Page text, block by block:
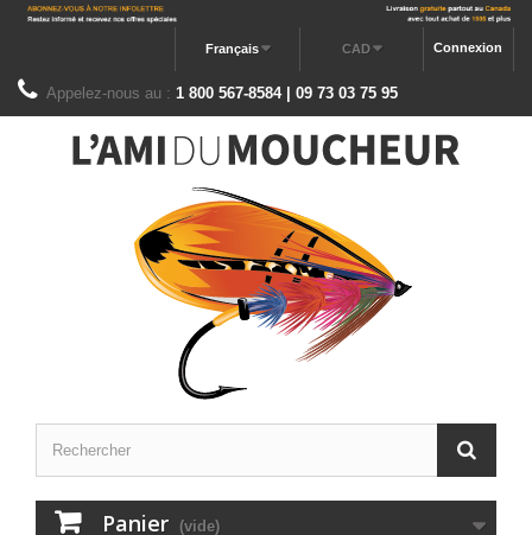
Connexion
CAD
Français
Appelez-nous au : 1 800 567-8584 | 09 73 03 75 95
Panier (vide)